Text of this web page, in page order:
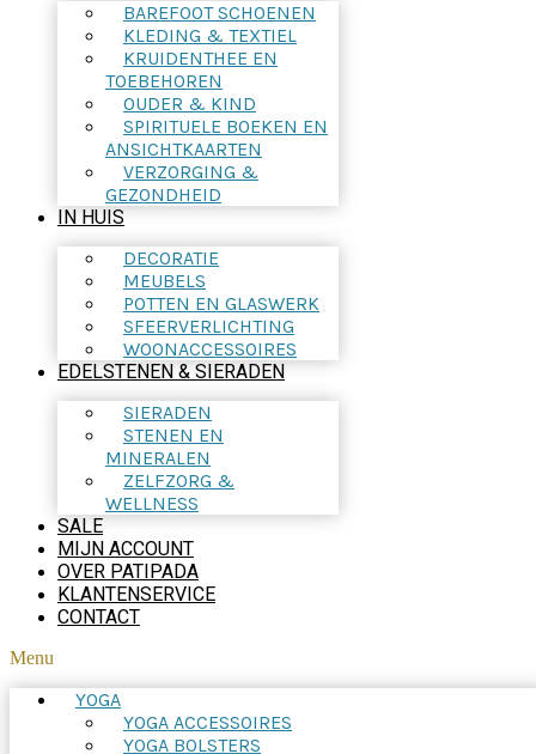
BAREFOOT SCHOENEN
KLEDING & TEXTIEL
KRUIDENTHEE EN
TOEBEHOREN
OUDER & KIND
SPIRITUELE BOEKEN EN
ANSICHTKAARTEN
VERZORGING &
GEZONDHEID
IN HUIS
DECORATIE
MEUBELS
POTTEN EN GLASWERK
SFEERVERLICHTING
WOONACCESSOIRES
EDELSTENEN & SIERADEN
SIERADEN
STENEN EN
MINERALEN
ZELFZORG &
WELLNESS
SALE
MIJN ACCOUNT
OVER PATIPADA
KLANTENSERVICE
CONTACT
Menu
YOGA
YOGA ACCESSOIRES
YOGA BOLSTERS